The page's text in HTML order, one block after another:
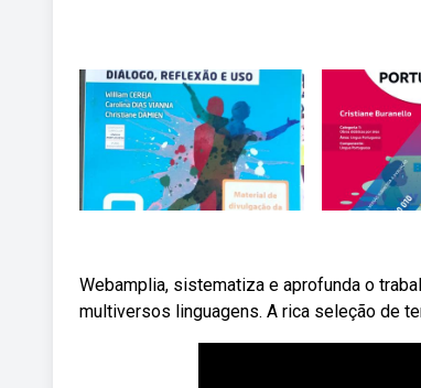
Webamplia, sistematiza e aprofunda o
multiversos linguagens. A rica seleção de